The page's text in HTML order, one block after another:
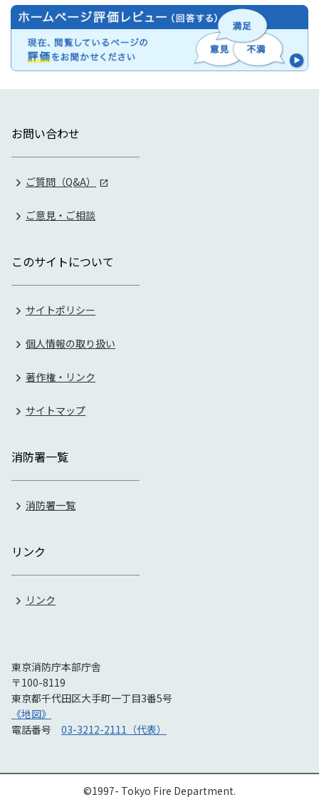
お問い合わせ
ご質問（Q&A）
ご意見・ご相談
このサイトについて
サイトポリシー
個人情報の取り扱い
著作権・リンク
サイトマップ
消防署一覧
消防署一覧
リンク
リンク
東京消防庁本部庁舎
〒100-8119
東京都千代田区大手町一丁目3番5号
《地図》
電話番号 03-3212-2111（代表）
©1997- Tokyo Fire Department.